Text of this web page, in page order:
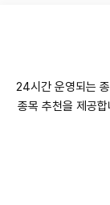
24시간 운영되는
종목 추천을 제공